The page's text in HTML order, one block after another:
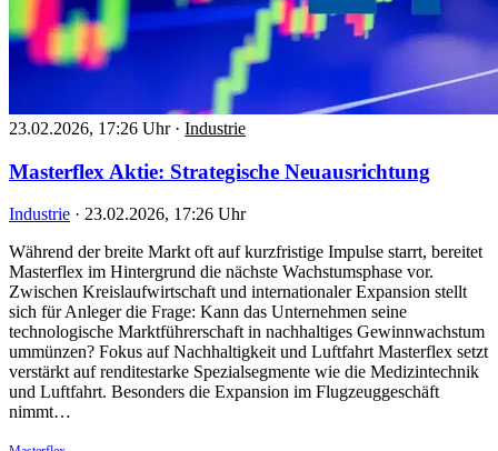
23.02.2026, 17:26 Uhr · Industrie
Masterflex Aktie: Strategische Neuausrichtung
Industrie · 23.02.2026, 17:26 Uhr
Während der breite Markt oft auf kurzfristige Impulse starrt, bereitet
Masterflex im Hintergrund die nächste Wachstumsphase vor.
Zwischen Kreislaufwirtschaft und internationaler Expansion stellt
sich für Anleger die Frage: Kann das Unternehmen seine
technologische Marktführerschaft in nachhaltiges Gewinnwachstum
ummünzen? Fokus auf Nachhaltigkeit und Luftfahrt Masterflex setzt
verstärkt auf renditestarke Spezialsegmente wie die Medizintechnik
und Luftfahrt. Besonders die Expansion im Flugzeuggeschäft
nimmt…